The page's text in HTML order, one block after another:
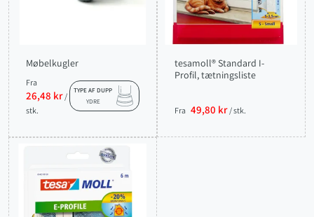
Møbelkugler
Fra
26,48 kr /
stk.
TYPE AF DUPP
YDRE
tesamoll® Standard I-
Profil, tætningsliste
Fra 49,80 kr / stk.